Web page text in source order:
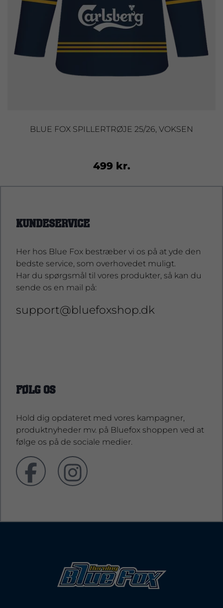
BLUE FOX SPILLERTRØJE 25/26, VOKSEN
499 kr.
KUNDESERVICE
Her hos Blue Fox bestræber vi os på at yde den
bedste service, som overhovedet muligt.
Har du spørgsmål til vores produkter, så kan du
sende os en mail på:
support@bluefoxshop.dk
FØLG OS
Hold dig opdateret med vores kampagner,
produktnyheder mv. på Bluefox shoppen ved at
følge os på de sociale medier.